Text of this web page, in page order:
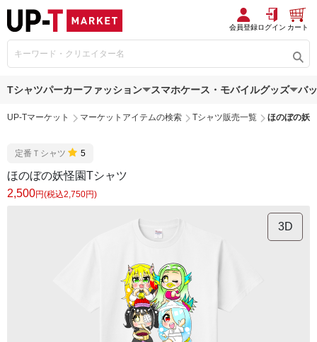
会員登録ログイン カート
Tシャツパーカーファッション スマホケース・モバイルグッズ バ
UP-Tマーケット マーケットアイテムの検索 Tシャツ販売一覧 ほのぼの妖
定番Ｔシャツ 5
ほのぼの妖怪園Tシャツ
2,500円(税込2,750円)
3D